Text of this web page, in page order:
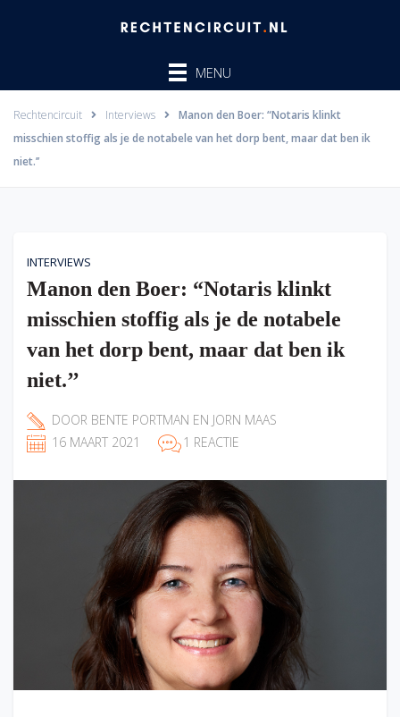
MENU
Rechtencircuit Interviews
Manon den Boer: “Notaris klinkt
misschien stoffig als je de notabele van het dorp bent, maar dat ben ik
niet.’’
INTERVIEWS
Manon den Boer: “Notaris klinkt
misschien stoffig als je de notabele
van het dorp bent, maar dat ben ik
niet.’’
DOOR BENTE PORTMAN EN JORN MAAS
16 MAART 2021
1 REACTIE